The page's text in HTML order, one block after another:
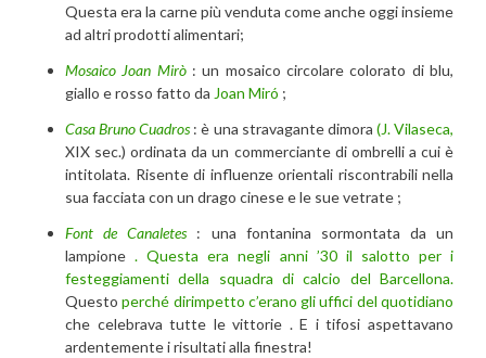
Questa era la carne più venduta come anche oggi insieme
ad altri prodotti alimentari;
Mosaico Joan Mirò: un mosaico circolare colorato di blu,
giallo e rosso fatto da Joan Miró ;
Casa Bruno Cuadros: è una stravagante dimora (J. Vilaseca,
XIX sec.) ordinata da un commerciante di ombrelli a cui è
intitolata. Risente di influenze orientali riscontrabili nella
sua facciata con un drago cinese e le sue vetrate ;
Font de Canaletes: una fontanina sormontata da un
lampione. Questa era negli anni ’30 il salotto per i
festeggiamenti della squadra di calcio del Barcellona.
Questoperché dirimpetto c’erano gli uffici del quotidiano
che celebrava tutte le vittorie . E i tifosi aspettavano
ardentemente i risultati alla finestra!